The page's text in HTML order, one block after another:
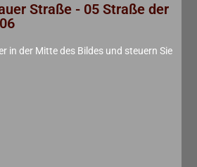
Straße - 05 Straße der
in der Mitte des Bildes und steuern Sie